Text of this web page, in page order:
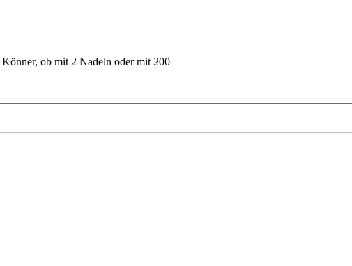
ob mit 2 Nadeln oder mit 200